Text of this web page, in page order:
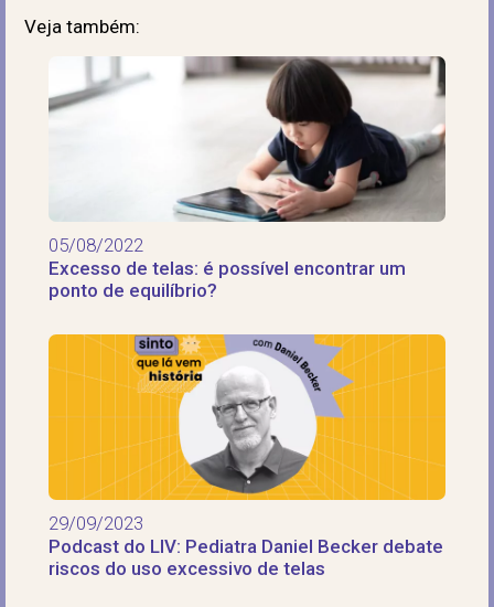
Veja também:
05/08/2022
Excesso de telas: é possível encontrar um
ponto de equilíbrio?
29/09/2023
Podcast do LIV: Pediatra Daniel Becker debate
riscos do uso excessivo de telas